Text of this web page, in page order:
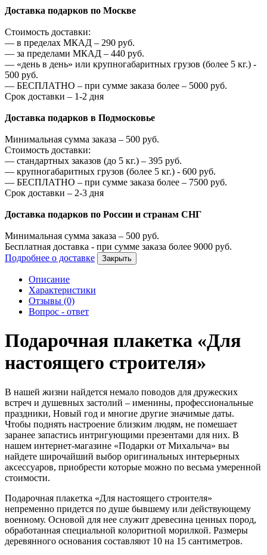
Доставка подарков по Москве
Стоимость доставки:
— в пределах МКАД – 290 руб.
— за пределами МКАД – 440 руб.
— «день в день» или крупногабаритных грузов (более 5 кг.) -
500 руб.
— БЕСПЛАТНО – при сумме заказа более – 5000 руб.
Срок доставки – 1-2 дня
Доставка подарков в Подмосковье
Минимальная сумма заказа – 500 руб.
Стоимость доставки:
— стандартных заказов (до 5 кг.) – 395 руб.
— крупногабаритных грузов (более 5 кг.) - 600 руб.
— БЕСПЛАТНО – при сумме заказа более – 7500 руб.
Срок доставки – 2-3 дня
Доставка подарков по России и странам СНГ
Минимальная сумма заказа – 500 руб.
Бесплатная доставка - при сумме заказа более 9000 руб.
Подробнее о доставке
Закрыть
Описание
Характеристики
Отзывы (0)
Вопрос - ответ
Подарочная плакетка «Для
настоящего строителя»
В нашей жизни найдется немало поводов для дружеских
встреч и душевных застолий – именины, профессиональные
праздники, Новый год и многие другие значимые даты.
Чтобы поднять настроение близким людям, не помешает
заранее запастись интригующими презентами для них. В
нашем интернет-магазине «Подарки от Михалыча» вы
найдете широчайший выбор оригинальных интерьерных
аксессуаров, приобрести которые можно по весьма умеренной
стоимости.
Подарочная плакетка «Для настоящего строителя»
непременно придется по душе бывшему или действующему
военному. Основой для нее служит древесина ценных пород,
обработанная специальной колоритной морилкой. Размеры
деревянного основания составляют 10 на 15 сантиметров.